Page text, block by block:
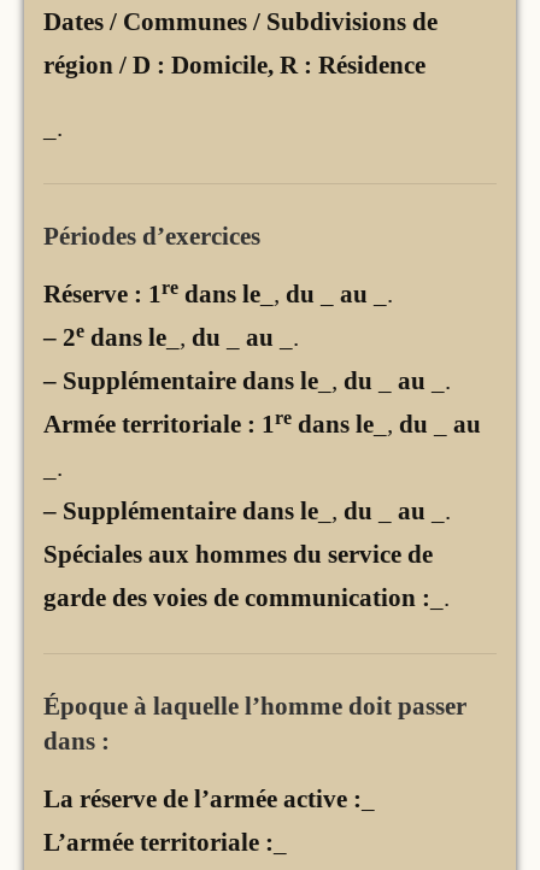
Dates / Communes / Subdivisions de
région / D : Domicile, R : Résidence
.
Périodes d’exercices
Réserve : 1 re dans le _, du au
.
– 2e dans le _, du au
.
– Supplémentaire dans le _, du au
.
Armée territoriale : 1 re dans le _, du
au
.
– Supplémentaire dans le _, du au
.
Spéciales aux hommes du service de
garde des voies de communication : _.
Époque à laquelle l’homme doit passer
dans :
La réserve de l’armée active :
L’armée territoriale :